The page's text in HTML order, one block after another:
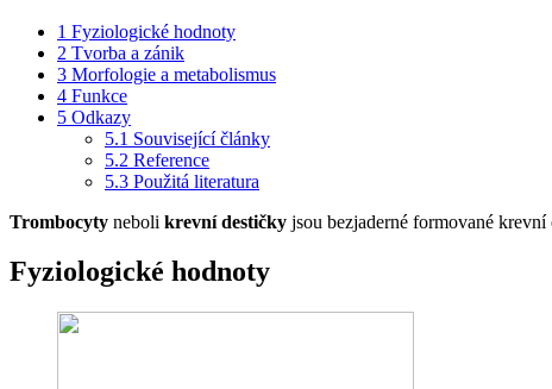
1 Fyziologické hodnoty
2 Tvorba a zánik
3 Morfologie a metabolismus
4 Funkce
5 Odkazy
5.1 Související články
5.2 Reference
5.3 Použitá literatura
Trombocyty neboli krevní destičky jsou bezjaderné formované
Fyziologické hodnoty